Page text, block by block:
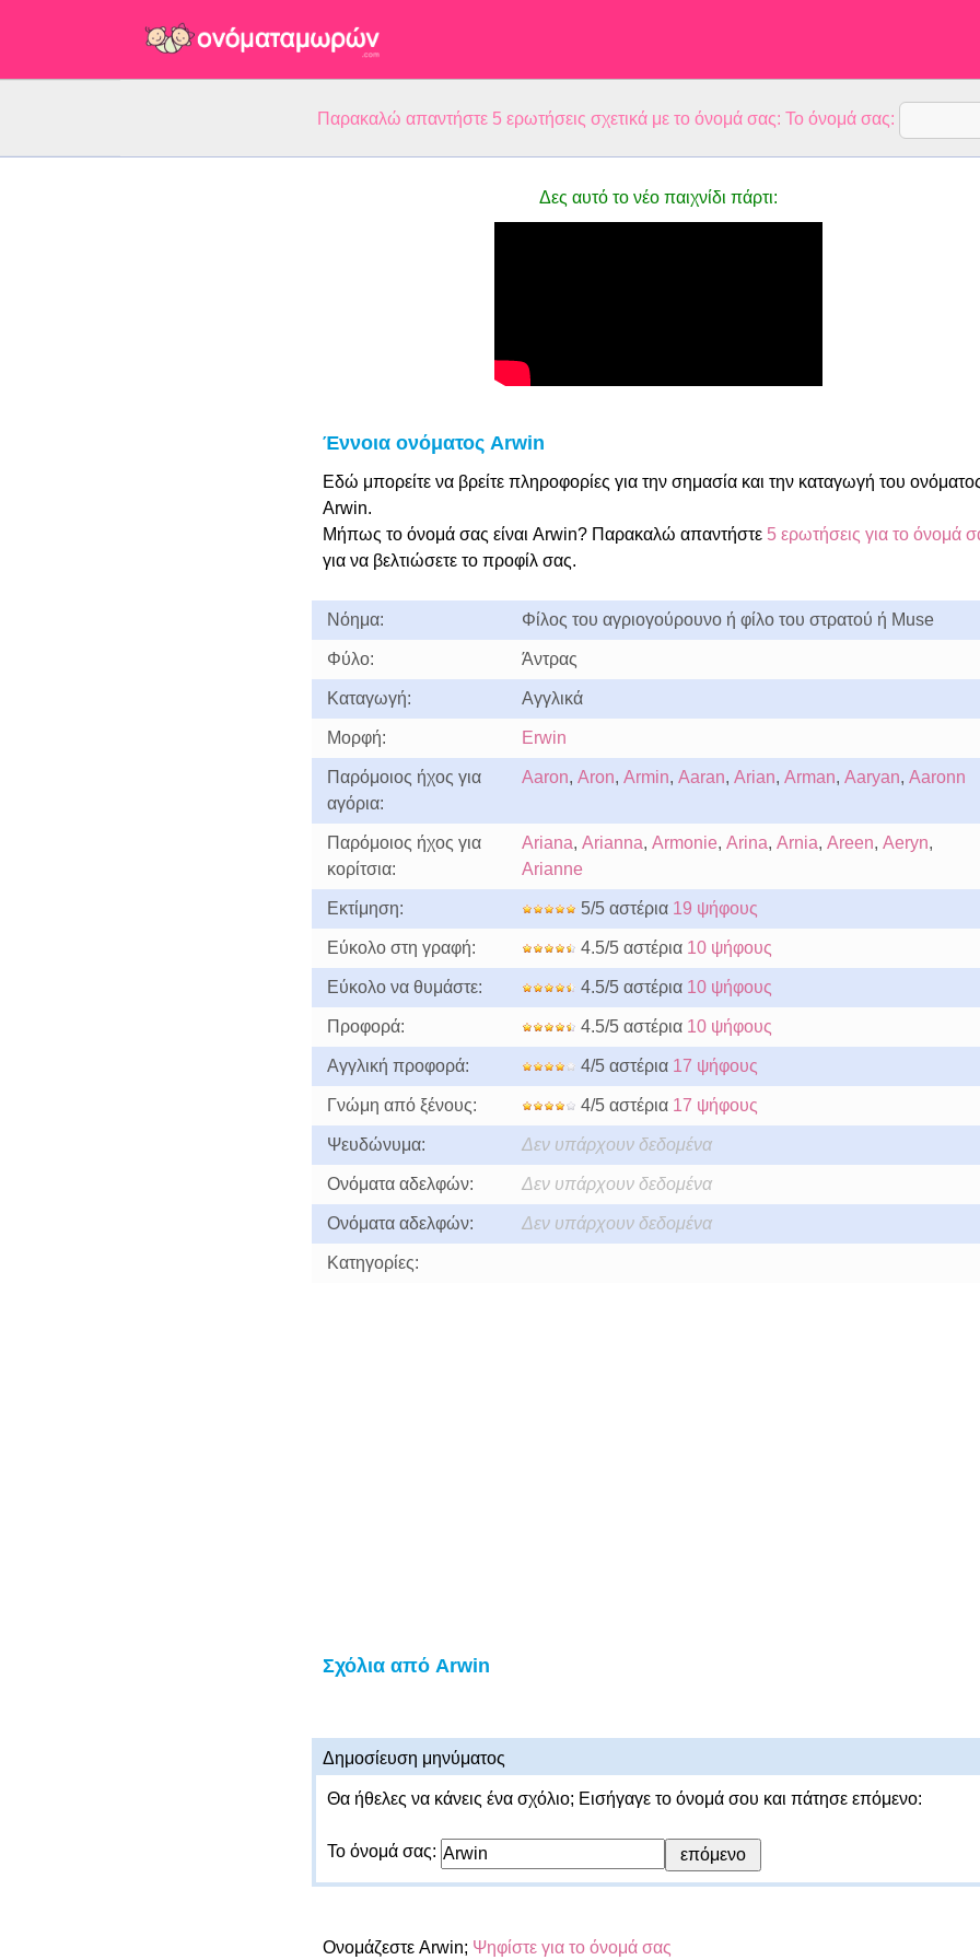
Παρακαλώ απαντήστε 5 ερωτήσεις σχετικά με το όνομά σας: Το όνομά σας:
Δες αυτό το νέο παιχνίδι πάρτι:
Έννοια ονόματος Arwin
Εδώ μπορείτε να βρείτε πληροφορίες για την σημασία και την καταγωγή του
Arwin.
Μήπως το όνομά σας είναι Arwin? Παρακαλώ απαντήστε5 ερωτήσεις για το όνομά
για να βελτιώσετε το προφίλ σας.
Νόημα: Φίλος του αγριογούρουνο ή φίλο του στρατού ή Muse
Φύλο: Άντρας
Καταγωγή: Αγγλικά
Μορφή: Erwin
Παρόμοιος ήχος για
αγόρια:
Aaron, Aron, Armin, Aaran, Arian, Arman, Aaryan, Aaronn
Παρόμοιος ήχος για
κορίτσια:
Ariana, Arianna, Armonie, Arina, Arnia, Areen, Aeryn,
Arianne
Εκτίμηση: 5/5 αστέρια 19 ψήφους
Εύκολο στη γραφή: 4.5/5 αστέρια 10 ψήφους
Εύκολο να θυμάστε: 4.5/5 αστέρια 10 ψήφους
Προφορά: 4.5/5 αστέρια 10 ψήφους
Αγγλική προφορά: 4/5 αστέρια 17 ψήφους
Γνώμη από ξένους: 4/5 αστέρια 17 ψήφους
Ψευδώνυμα: Δεν υπάρχουν δεδομένα
Ονόματα αδελφών: Δεν υπάρχουν δεδομένα
Ονόματα αδελφών: Δεν υπάρχουν δεδομένα
Κατηγορίες:
Σχόλια από Arwin
Δημοσίευση μηνύματος
Θα ήθελες να κάνεις ένα σχόλιο; Εισήγαγε το όνομά σου και πάτησε επόμενο:
Το όνομά σας:
Ονομάζεστε Arwin; Ψηφίστε για το όνομά σας